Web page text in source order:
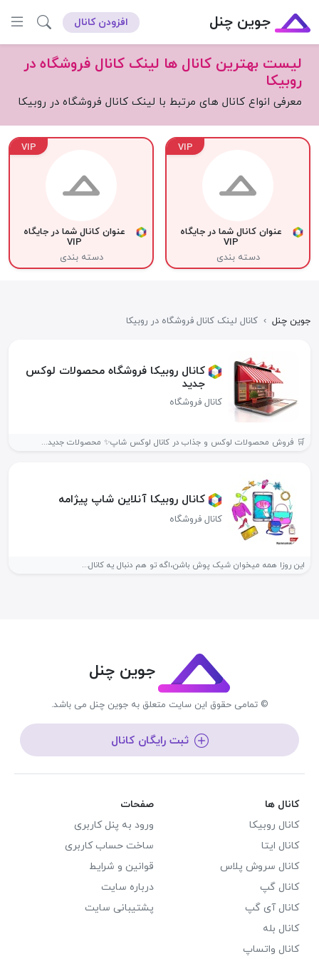
جوین چنل افزودن کانال
لیست بهترین کانال ها لینک کانال فروشگاه در
روبیکا
معرفی انواع کانال های مرتبط با لینک کانال فروشگاه در روبیکا
VIP
عنوان کانال شما در جایگاه
VIP
دسته بندی
VIP
عنوان کانال شما در جایگاه
VIP
دسته بندی
جوین چنل › کانال لینک کانال فروشگاه در روبیکا
کانال روبیکا فروشگاه محصولات لوکس
جدید
کانال فروشگاه
🛒 فروش محصولات لوکس و جذاب در کانال لوکس شاپ✨ محصولات جدید...
کانال روبیکا آنلاین شاپ پیژامه️
کانال فروشگاه
این روزا همه میخوان شیک پوش باشن،اگه تو هم دنبال یه کانال...
جوین چنل
© تمامی حقوق این سایت متعلق به جوین چنل می باشد.
ثبت رایگان کانال
کانال ها
کانال روبیکا
کانال ایتا
کانال سروش پلاس
کانال گپ
کانال آی گپ
کانال بله
کانال واتساپ
صفحات
ورود به پنل کاربری
ساخت حساب کاربری
قوانین و شرایط
درباره سایت
پشتیبانی سایت